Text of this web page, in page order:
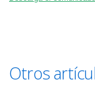
Otros